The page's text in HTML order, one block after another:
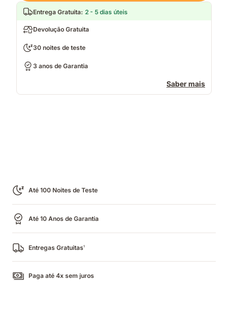
Entrega Gratuita: 2 - 5 dias úteis
Devolução Gratuita
30 noites de teste
3 anos de Garantia
Saber mais
Até 100 Noites de Teste
Até 10 Anos de Garantia
Entregas Gratuitas1
Paga até 4x sem juros